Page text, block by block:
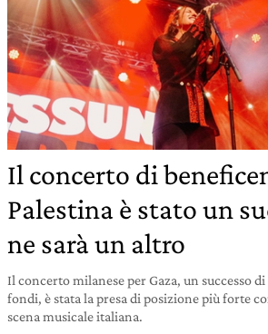
Il concerto di
Palestina è stato un
ne sarà un altro
Il concerto milanese per Gaza, un successo
fondi, è stata la presa di posizione più forte
scena musicale italiana.